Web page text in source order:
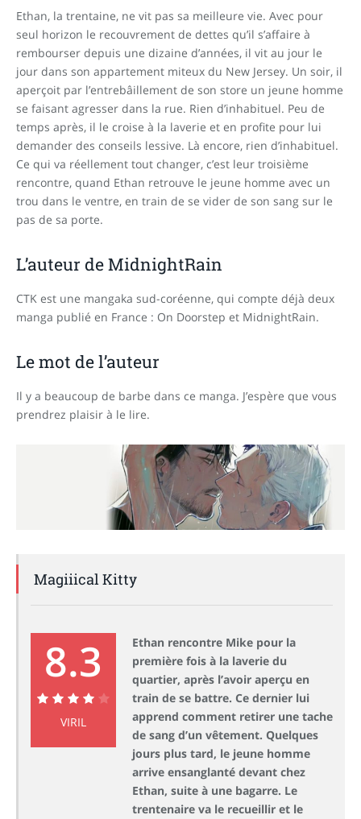
Ethan, la trentaine, ne vit pas sa meilleure vie. Avec pour
seul horizon le recouvrement de dettes qu’il s’affaire à
rembourser depuis une dizaine d’années, il vit au jour le
jour dans son appartement miteux du New Jersey. Un soir, il
aperçoit par l’entrebâillement de son store un jeune homme
se faisant agresser dans la rue. Rien d’inhabituel. Peu de
temps après, il le croise à la laverie et en profite pour lui
demander des conseils lessive. Là encore, rien d’inhabituel.
Ce qui va réellement tout changer, c’est leur troisième
rencontre, quand Ethan retrouve le jeune homme avec un
trou dans le ventre, en train de se vider de son sang sur le
pas de sa porte.
L’auteur de MidnightRain
CTK est une mangaka sud-coréenne, qui compte déjà deux
manga publié en France : On Doorstep et MidnightRain.
Le mot de l’auteur
Il y a beaucoup de barbe dans ce manga. J’espère que vous
prendrez plaisir à le lire.
Magiiical Kitty
8.3
8.3
VIRIL
Ethan rencontre Mike pour la
première fois à la laverie du
quartier, après l’avoir aperçu en
train de se battre. Ce dernier lui
apprend comment retirer une tache
de sang d’un vêtement. Quelques
jours plus tard, le jeune homme
arrive ensanglanté devant chez
Ethan, suite à une bagarre. Le
trentenaire va le recueillir et le